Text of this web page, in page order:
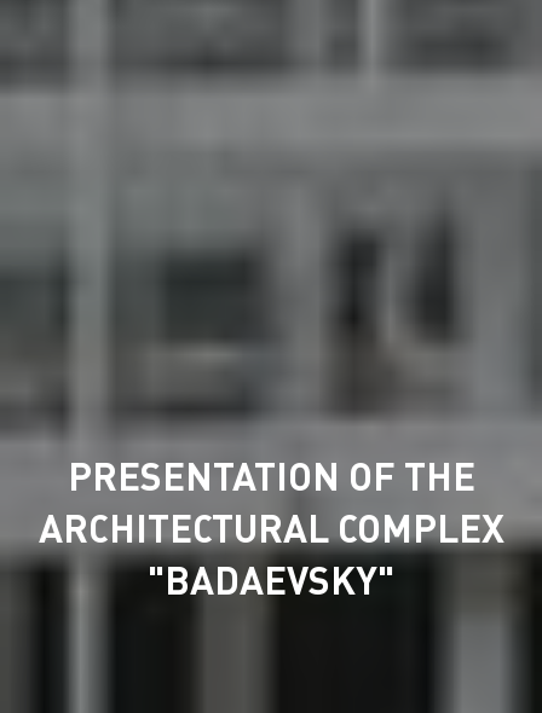
PRESENTATION OF THE
ARCHITECTURAL COMPLEX
"BADAEVSKY"